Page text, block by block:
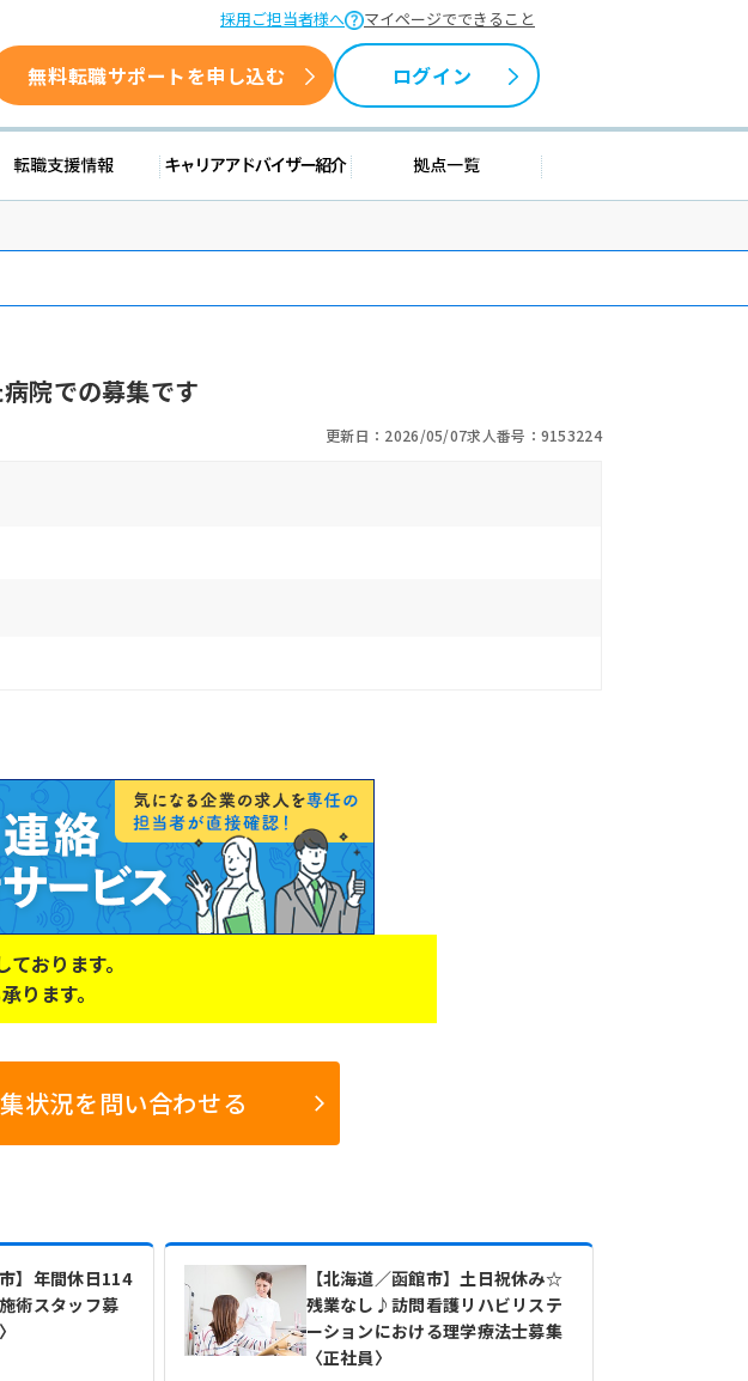
採用ご担当者様へ マイページでできること
無料転職サポートを申し込む ログイン
功事例 転職支援情報 キャリアアドバイザー紹介拠点一覧
院での募集です
更新日：2026/05/07求人番号：9153224
おります。
ります。
状況を問い合わせる
】年間休日114
術スタッフ募
【北海道／函館市】土日祝休み☆
残業なし♪訪問看護リハビリステ
ーションにおける理学療法士募集
〈正社員〉